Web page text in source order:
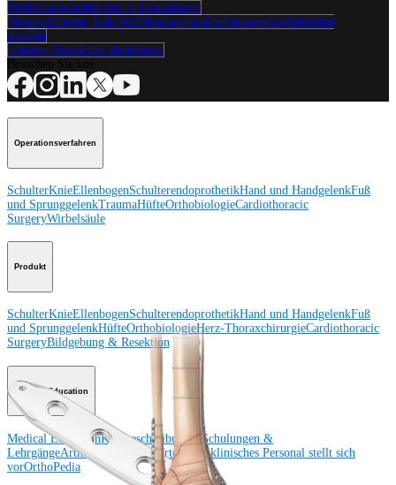
Medizinproduktberater:in kontaktieren
Veranstaltungen, Lab-Vorführungen und Schulungsmöglichkeiten
ansehen
Unseren Newsletter abonnieren
Operationsverfahren
SchulterKnieEllenbogenSchulterendoprothetikHand und HandgelenkFuß
und SprunggelenkTraumaHüfteOrthobiologieCardiothoracic
SurgeryWirbelsäule
Produkt
SchulterKnieEllenbogenSchulterendoprothetikHand und HandgelenkFuß
und SprunggelenkHüfteOrthobiologieHerz-ThoraxchirurgieCardiothoracic
SurgeryBildgebung & Resektion
Medical Education
Medical EducationKursbeschreibungenSchulungen &
LehrgängeArthroLab™-StandorteUnser klinisches Personal stellt sich
vorOrthoPedia